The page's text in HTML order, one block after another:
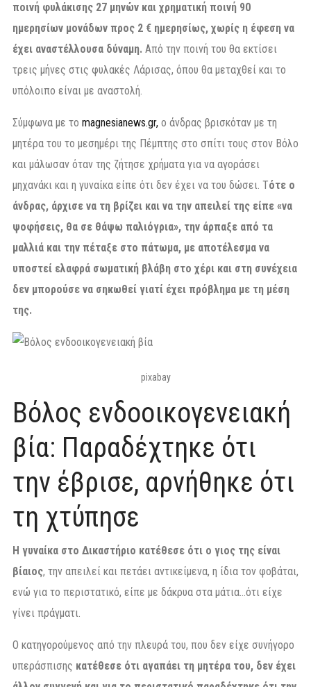
ποινή φυλάκισης 27 μηνών και χρηματική ποινή 90
ημερησίων μονάδων προς 2 € ημερησίως, χωρίς η έφεση να
έχει αναστέλλουσα δύναμη. Από την ποινή του θα εκτίσει
τρεις μήνες στις φυλακές Λάρισας, όπου θα μεταχθεί και το
υπόλοιπο είναι με αναστολή.
Σύμφωνα με το magnesianews.gr, o άνδρας βρισκόταν με τη
μητέρα του το μεσημέρι της Πέμπτης στο σπίτι τους στον Βόλο
και μάλωσαν όταν της ζήτησε χρήματα για να αγοράσει
μηχανάκι και η γυναίκα είπε ότι δεν έχει να του δώσει. Τότε ο
άνδρας, άρχισε να τη βρίζει και να την απειλεί της είπε «να
ψοφήσεις, θα σε θάψω παλιόγρια», την άρπαξε από τα
μαλλιά και την πέταξε στο πάτωμα, με αποτέλεσμα να
υποστεί ελαφρά σωματική βλάβη στο χέρι και στη συνέχεια
δεν μπορούσε να σηκωθεί γιατί έχει πρόβλημα με τη μέση
της.
pixabay
Βόλος ενδοοικογενειακή
βία: Παραδέχτηκε ότι
την έβρισε, αρνήθηκε ότι
τη χτύπησε
Η γυναίκα στο Δικαστήριο κατέθεσε ότι ο γιος της είναι
βίαιος, την απειλεί και πετάει αντικείμενα, η ίδια τον φοβάται,
ενώ για το περιστατικό, είπε με δάκρυα στα μάτια…ότι είχε
γίνει πράγματι.
Ο κατηγορούμενος από την πλευρά του, που δεν είχε συνήγορο
υπεράσπισης κατέθεσε ότι αγαπάει τη μητέρα του, δεν έχει